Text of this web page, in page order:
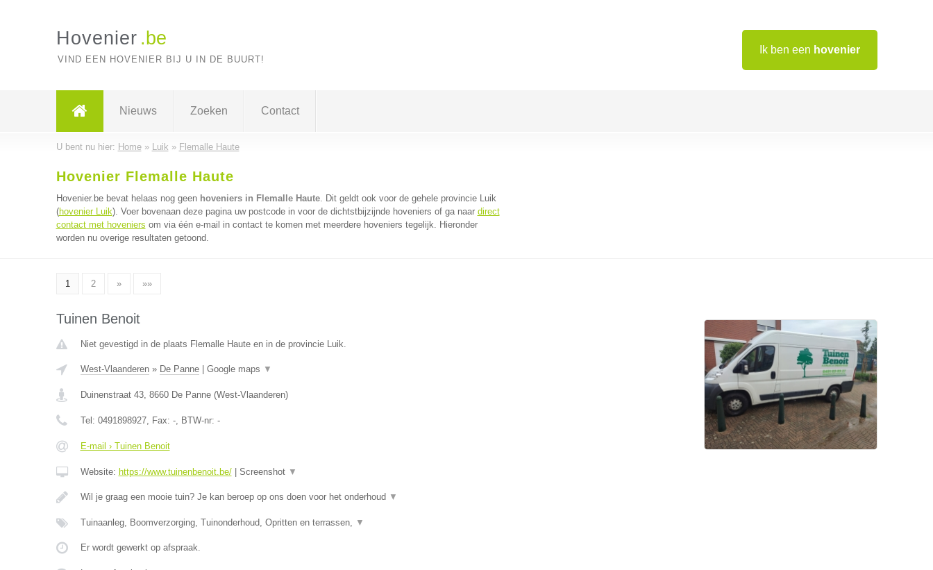
Ik ben een hovenier
Hovenier .be
VIND EEN HOVENIER BIJ U IN DE BUURT!
Nieuws Zoeken Contact
U bent nu hier: Home» Luik » Flemalle Haute
Hovenier Flemalle Haute
Hovenier.be bevat helaas nog geen hoveniers in Flemalle Haute. Dit geldt ook voor de gehele provincie Luik
(hovenier Luik). Voer bovenaan deze pagina uw postcode in voor de dichtstbijzijnde hoveniers of ga naar direct
contact met hoveniers om via één e-mail in contact te komen met meerdere hoveniers tegelijk. Hieronder
worden nu overige resultaten getoond.
1 2 » »»
Tuinen Benoit
Niet gevestigd in de plaats Flemalle Haute en in de provincie Luik.
West-Vlaanderen» De Panne| Google maps ▼
Duinenstraat 43, 8660 De Panne(West-Vlaanderen)
Tel: 0491898927, Fax: -, BTW-nr: -
E-mail › Tuinen Benoit
Website: https://www.tuinenbenoit.be/| Screenshot ▼
Wil je graag een mooie tuin? Je kan beroep op ons doen voor het onderhoud ▼
Tuinaanleg, Boomverzorging, Tuinonderhoud, Opritten en terrassen, ▼
Er wordt gewerkt op afspraak.